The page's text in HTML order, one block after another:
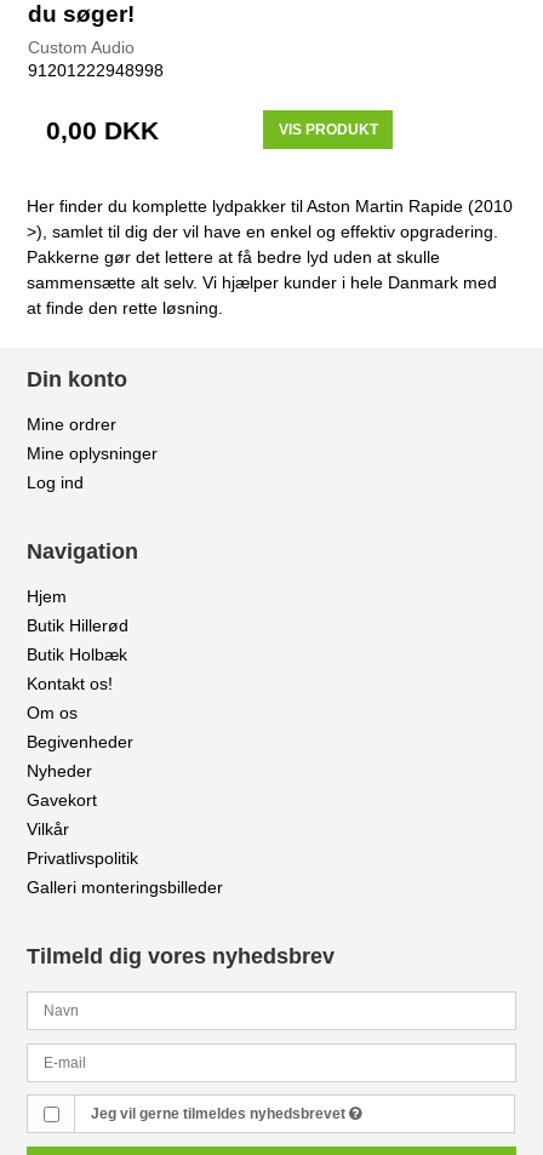
du søger!
Custom Audio
91201222948998
0,00 DKK VIS PRODUKT
Her finder du komplette lydpakker til Aston Martin Rapide (2010
>), samlet til dig der vil have en enkel og effektiv opgradering.
Pakkerne gør det lettere at få bedre lyd uden at skulle
sammensætte alt selv. Vi hjælper kunder i hele Danmark med
at finde den rette løsning.
Din konto
Mine ordrer
Mine oplysninger
Log ind
Navigation
Hjem
Butik Hillerød
Butik Holbæk
Kontakt os!
Om os
Begivenheder
Nyheder
Gavekort
Vilkår
Privatlivspolitik
Galleri monteringsbilleder
Tilmeld dig vores nyhedsbrev
Jeg vil gerne tilmeldes nyhedsbrevet